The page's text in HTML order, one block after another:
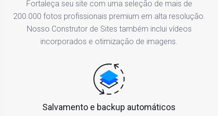
Fortaleça seu site com uma seleção de mais de
200.000 fotos profissionais premium em alta resolução.
Nosso Construtor de Sites também inclui vídeos
incorporados e otimização de imagens.
Salvamento e backup automáticos